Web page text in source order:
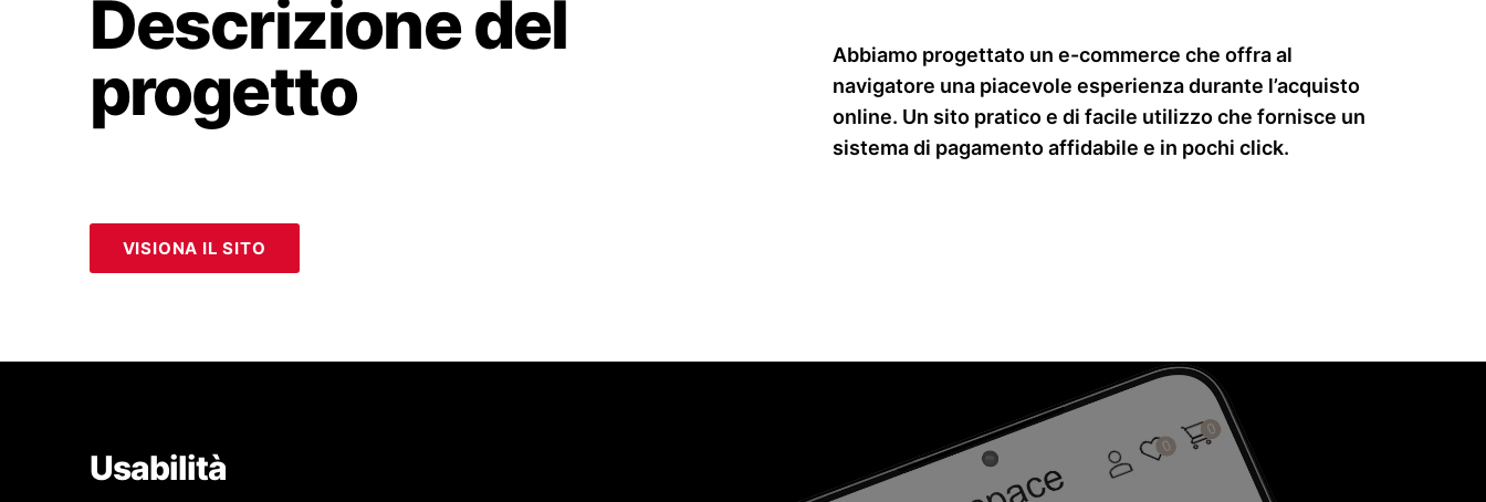
Descrizione del
progetto
VISIONA IL SITO
Abbiamo progettato un e-commerce che offra al
navigatore una piacevole esperienza durante l’acquisto
online. Un sito pratico e di facile utilizzo che fornisce un
sistema di pagamento affidabile e in pochi click.
Usabilità